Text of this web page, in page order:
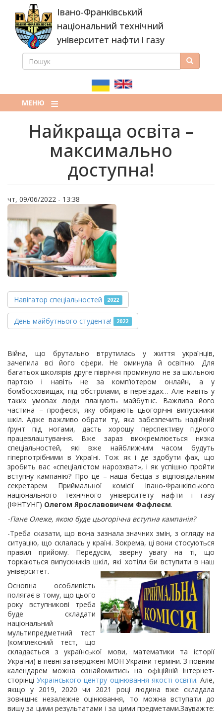
основного
вмісту
Івано-Франківський
національний технічний
університет нафти і газу
ПОШУКОВА
ПОШУК Пошук
МЕНЮ
Найкраща освіта –
максимально
доступна!
чт, 09/06/2022 - 13:38
Навігатор спеціальностей 2022
День майбутнього студента! 2022
Війна, що брутально втрутилась у життя українців,
зачепила всі його сфери. Не оминула й освітню. Для
багатьох школярів друге півріччя проминуло не за шкільною
партою і навіть не за комп’ютером онлайн, а у
бомбосховищах, під обстрілами, в переїздах… Але навіть у
таких умовах люди планують майбутнє. Важлива його
частина – професія, яку обирають цьогорічні випускники
шкіл. Адже важливо обрати ту, яка забезпечить надійний
ґрунт під ногами, дасть хорошу перспективу гідного
працевлаштування. Вже зараз виокремлюється низка
спеціальностей, які вже найближчим часом будуть
гіперпотрібними в Україні. Тож як і де здобути фах, що
зробить вас «спеціалістом нарозхват», і як успішно пройти
вступну кампанію? Про це – наша бесіда з відповідальним
секретарем
Приймальної комісії Івано-Франківського
національного технічного університету нафти і газу
(ІФНТУНГ) Олегом Ярославовичем Фафлеєм.
-Пане Олеже, якою буде цьогорічна вступна кампанія?
-Треба сказати, що вона зазнала значних змін, з огляду на
ситуацію, що склалась у країні. Зокрема, ці вони стосуються
правил прийому. Передусім, зверну увагу на ті, що
торкаються випускників шкіл, які хотіли би вступити в наш
університет.
Основна особливість
полягає в тому, що цього
року вступникові треба
буде складати
національний
мультипредметний тест
(комплексний тест, що
складається з української мови, математики та історії
України) в певні затверджені МОН України терміни. З повним
календарем можна ознайомитись на офіційній інтернет-
сторінціУкраїнського центру оцінювання якості освіти. Але,
якщо у 2019, 2020 чи 2021 році людина вже складала
зовнішнє незалежне оцінювання, то можна вступати до
вишу за цими результатами і за цими предметами.Зауважте: